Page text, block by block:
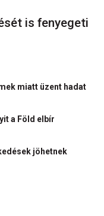
is fenyegeti
miatt üzent hadat
a Föld elbír
jöhetnek